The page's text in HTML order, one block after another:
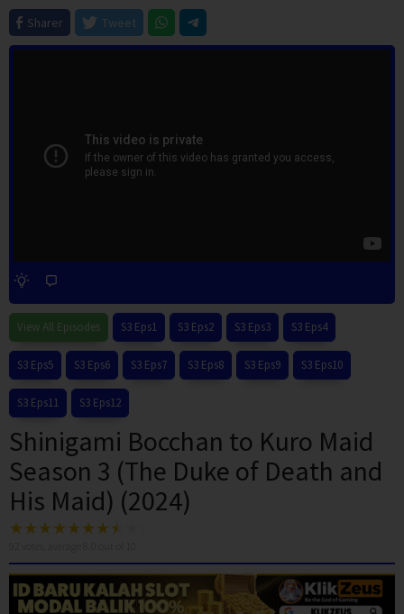
Sharer
Tweet
View All Episodes S3 Eps1 S3 Eps2 S3 Eps3 S3 Eps4
S3 Eps5 S3 Eps6 S3 Eps7 S3 Eps8 S3 Eps9 S3 Eps10
S3 Eps11 S3 Eps12
Shinigami Bocchan to Kuro Maid
Season 3 (The Duke of Death and
His Maid) (2024)